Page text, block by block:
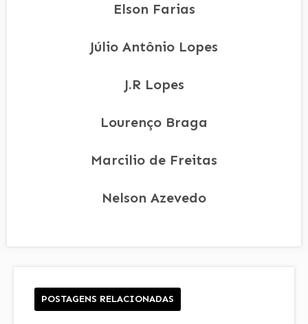
Elson Farias
Júlio Antônio Lopes
J.R Lopes
Lourenço Braga
Marcilio de Freitas
Nelson Azevedo
POSTAGENS RELACIONADAS